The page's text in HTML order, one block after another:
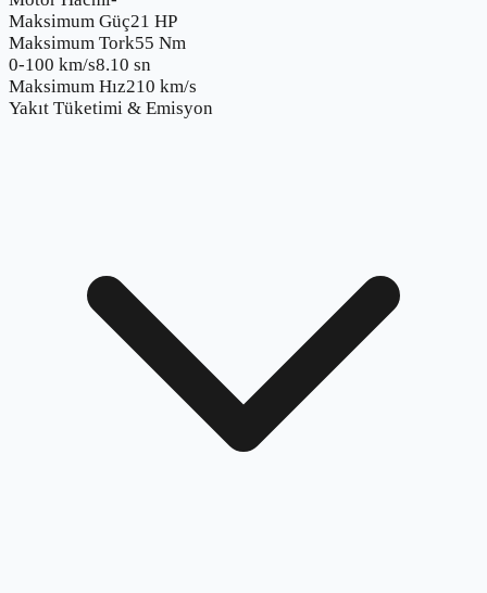
Maksimum Güç21 HP
Maksimum Tork55 Nm
0-100 km/s8.10 sn
Maksimum Hız210 km/s
Yakıt Tüketimi & Emisyon